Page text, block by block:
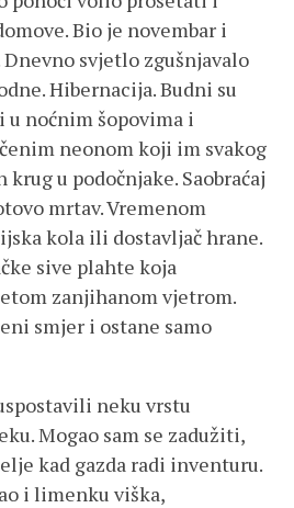
Bio je novembar i
svjetlo zgušnjavalo
Hibernacija. Budni su
u noćnim šopovima i
neonom koji im svakog
krug u podočnjake. Saobraćaj
mrtav. Vremenom
kola ili dostavljač hrane.
sive plahte koja
zanjihanom vjetrom.
smjer i ostane samo
neku vrstu
Mogao sam se zadužiti,
kad gazda radi inventuru.
i limenku viška,